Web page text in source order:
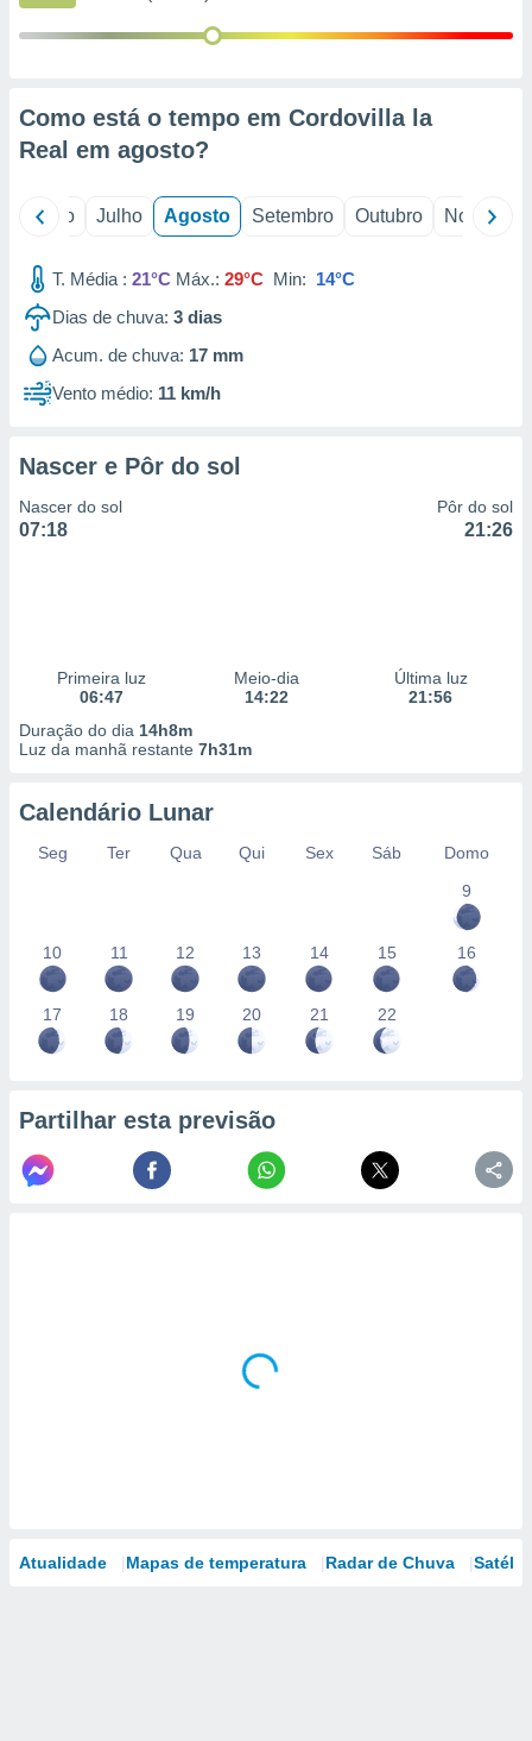
através
estudos
de
1199
Como está o tempo em Cordovilla la
Real em agosto?
Junho Julho Agosto Setembro Outubro Novembro
T. Média : 21°C Máx.: 29°C Min: 14°C
Dias de chuva: 3 dias
Acum. de chuva: 17 mm
Vento médio: 11 km/h
Nascer e Pôr do sol
Nascer do sol
07:18
Pôr do sol
21:26
Primeira luz
06:47
Meio-dia
14:22
Última luz
21:56
Duração do dia 14h8m
Luz da manhã restante 7h31m
Calendário Lunar
Seg Ter Qua Qui Sex Sáb
Domo
9
10 11 12 13 14 15 16
17 18 19 20 21 22
Partilhar esta previsão
Atualidade Mapas de temperatura Radar de Chuva